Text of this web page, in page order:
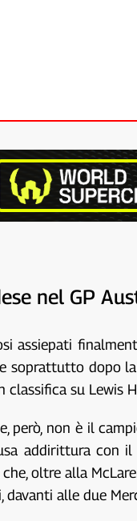
nel GP
assiepati
soprattutto dopo
su Lewis
però, non è il
addirittura con
oltre alla
davanti alle due